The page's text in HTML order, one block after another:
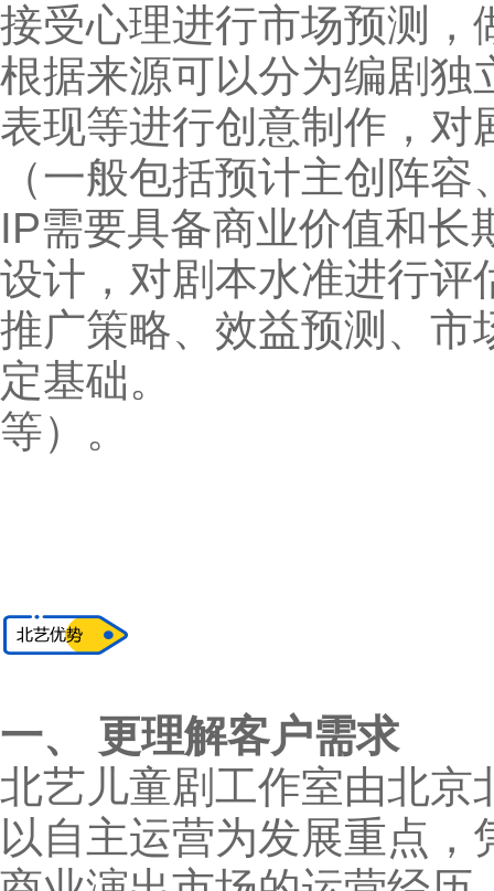
接受心理进行市场
根据来源可以分为编剧独
表现等进行创意制
（一般包括预计主
IP需要具备商业价值和长
设计，对剧本水准
推广策略、效益预
定
等）。
一、 更理解客户需求
北艺儿童剧工作室由北京
以自主运营为发展重点